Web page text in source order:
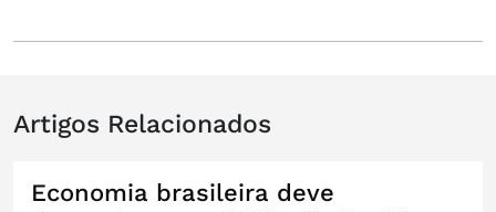
Artigos Relacionados
Economia brasileira deve